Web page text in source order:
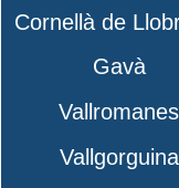
Cornellà de
Gavà
Vallromanes
Vallgorguina